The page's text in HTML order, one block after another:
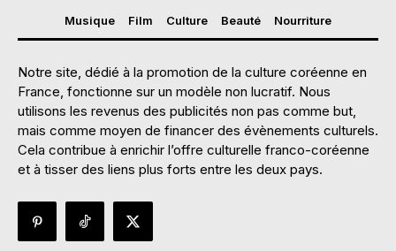
Musique Film Culture Beauté Nourriture
Notre site, dédié à la promotion de la culture coréenne en
France, fonctionne sur un modèle non lucratif. Nous
utilisons les revenus des publicités non pas comme but,
mais comme moyen de financer des évènements culturels.
Cela contribue à enrichir l’offre culturelle franco-coréenne
et à tisser des liens plus forts entre les deux pays.